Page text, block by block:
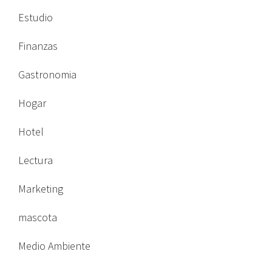
Estudio
Finanzas
Gastronomia
Hogar
Hotel
Lectura
Marketing
mascota
Medio Ambiente